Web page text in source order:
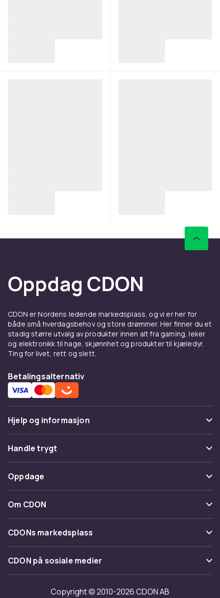
Oppdag CDON
CDON er Nordens ledende markedsplass, og vi er her for
både små hverdagsbehov og store drømmer. Her finner du et
stadig større utvalg av produkter innen alt fra gaming, leker
og elektronikk til hage, skjønnhet og produkter til kjæledyr.
Ting for livet, rett og slett.
Betalingsalternativ
Hjelp og informasjon
Vanlige spørsmål
Spor pakke
Angre & returner her
Kontakt oss
Handle trygt
Betaling
Levering
Tilbakekallinger
Oppdage
Kategorier
Varemerker
Om CDON
Om oss
Kundeanmeldelser
Jobbe på CDON
Investor relations
CDONs markedsplass
Merchant Help Center
CDON på sosiale medier
Copyright © 2010-2026 CDON AB